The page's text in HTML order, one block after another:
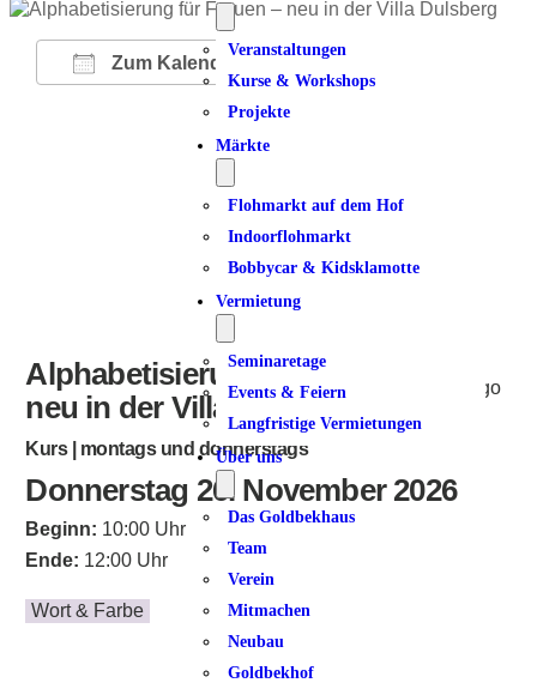
Veranstaltungen
Kurse & Workshops
Projekte
Märkte
Flohmarkt auf dem Hof
Indoorflohmarkt
Bobbycar & Kidsklamotte
Vermietung
Seminaretage
Events & Feiern
Langfristige Vermietungen
Über uns
Das Goldbekhaus
Team
Verein
Mitmachen
Neubau
Goldbekhof
Zum Kalender hinzufügen
ICS herunterladen
Google Kalender
iCalendarOffice 365
Alphabetisierung für Frauen –
neu in der Villa Dulsberg
Kurs | montags und donnerstags
Donnerstag 26. November 2026
Beginn: 10:00 Uhr
Ende: 12:00 Uhr
Wort & Farbe